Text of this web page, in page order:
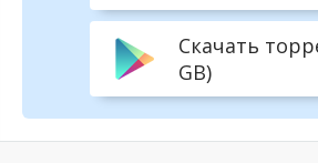
Скачать
GB)